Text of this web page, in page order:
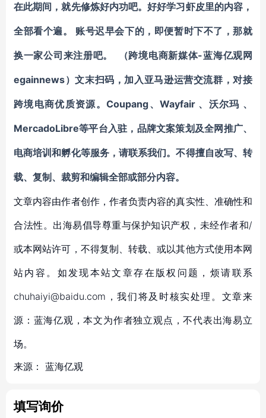
在此期间，就先修炼好内功吧。好好学习虾皮里的内容，
全部看个遍。 账号迟早会下的，即便暂时下不了，那就
换一家公司来注册吧。 （跨境电商新媒体-蓝海亿观网
egainnews）文末扫码，加入亚马逊运营交流群 ，对接
跨境电商优质资源。Coupang、 Wayfair 、沃尔玛 、
MercadoLibre等平台入驻 ，品牌文案策划及全网推广、
电商培训和孵化等服务，请联系我们。不得擅自改写、转
载、复制、裁剪和编辑全部或部分内容。
文章内容由作者创作，作者负责内容的真实性、准确性和
合法性。出海易倡导尊重与保护知识产权，未经作者和/
或本网站许可，不得复制、转载、或以其他方式使用本网
站内容。如发现本站文章存在版权问题，烦请联系
chuhaiyi@baidu.com，我们将及时核实处理。文章来
源：蓝海亿观，本文为作者独立观点，不代表出海易立
场。
来源： 蓝海亿观
填写询价